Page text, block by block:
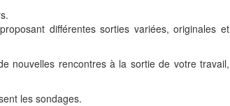
proposant différentes sorties variées, originales et
nouvelles rencontres à la sortie de votre travail,
les sondages.